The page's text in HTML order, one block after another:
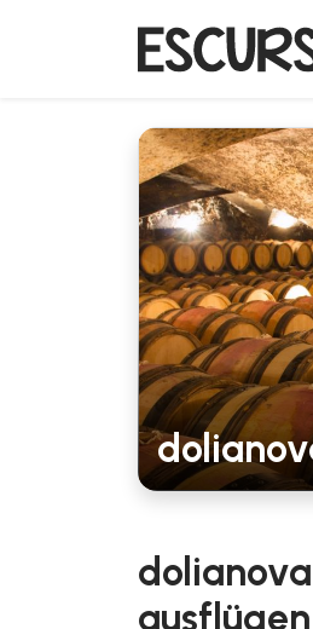
ausflügen